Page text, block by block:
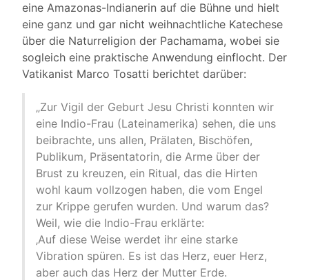
eine Amazonas-Indianerin auf die Bühne und hielt
eine ganz und gar nicht weihnachtliche Katechese
über die Naturreligion der Pachamama, wobei sie
sogleich eine praktische Anwendung einflocht. Der
Vatikanist Marco Tosatti berichtet darüber:
„Zur Vigil der Geburt Jesu Christi konnten wir
eine Indio-Frau (Lateinamerika) sehen, die uns
beibrachte, uns allen, Prälaten, Bischöfen,
Publikum, Präsentatorin, die Arme über der
Brust zu kreuzen, ein Ritual, das die Hirten
wohl kaum vollzogen haben, die vom Engel
zur Krippe gerufen wurden. Und warum das?
Weil, wie die Indio-Frau erklärte:
‚Auf diese Weise werdet ihr eine starke
Vibration spüren. Es ist das Herz, euer Herz,
aber auch das Herz der Mutter Erde.